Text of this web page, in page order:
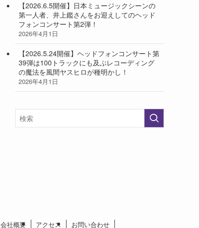
【2026.6.5開催】日本ミュージックシーンの
第一人者、井上鑑さんをお迎えしてのヘッド
フォンコンサート第2弾！
2026年4月1日
【2026.5.24開催】ヘッドフォンコンサート第
39弾は100トラックにも及ぶレコーディング
の魔法を風間ヤスヒロが種明かし！
2026年4月1日
会社概要 アクセス お問い合わせ